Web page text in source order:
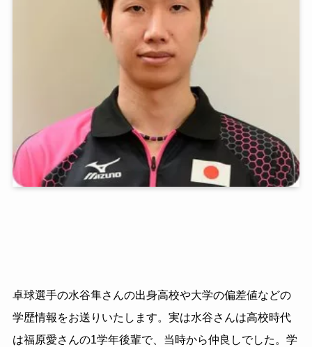
卓球選手の水谷隼さんの出身高校や大学の偏差値などの
学歴情報をお送りいたします。実は水谷さんは高校時代
は福原愛さんの1学年後輩で、当時から仲良しでした。学